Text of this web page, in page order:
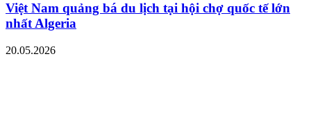
Việt Nam quảng bá du lịch tại hội chợ quốc tế lớn
nhất Algeria
20.05.2026